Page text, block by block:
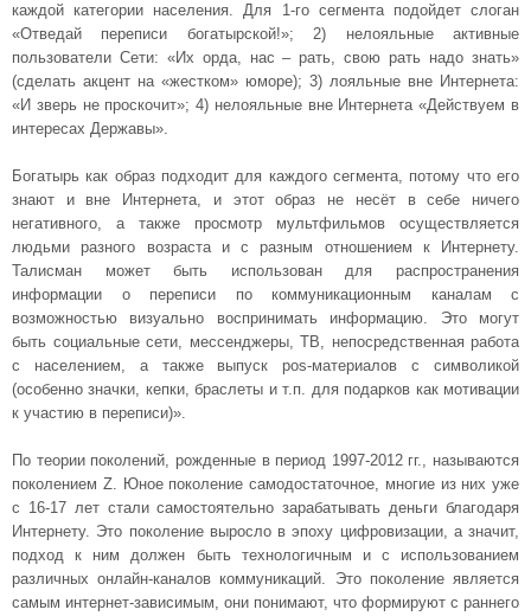
каждой категории населения. Для 1-го сегмента подойдет слоган
«Отведай переписи богатырской!»; 2) нелояльные активные
пользователи Сети: «Их орда, нас – рать, свою рать надо знать»
(сделать акцент на «жестком» юморе); 3) лояльные вне Интернета:
«И зверь не проскочит»; 4) нелояльные вне Интернета «Действуем в
интересах Державы».
Богатырь как образ подходит для каждого сегмента, потому что его
знают и вне Интернета, и этот образ не несёт в себе ничего
негативного, а также просмотр мультфильмов осуществляется
людьми разного возраста и с разным отношением к Интернету.
Талисман может быть использован для распространения
информации о переписи по коммуникационным каналам с
возможностью визуально воспринимать информацию. Это могут
быть социальные сети, мессенджеры, ТВ, непосредственная работа
с населением, а также выпуск pos-материалов с символикой
(особенно значки, кепки, браслеты и т.п. для подарков как мотивации
к участию в переписи)».
По теории поколений, рожденные в период 1997-2012 гг., называются
поколением Z. Юное поколение самодостаточное, многие из них уже
с 16-17 лет стали самостоятельно зарабатывать деньги благодаря
Интернету. Это поколение выросло в эпоху цифровизации, а значит,
подход к ним должен быть технологичным и с использованием
различных онлайн-каналов коммуникаций. Это поколение является
самым интернет-зависимым, они понимают, что формируют с раннего